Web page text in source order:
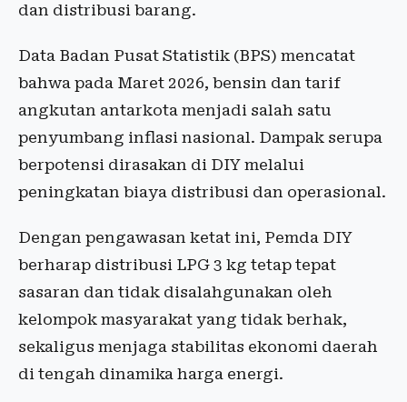
dan distribusi barang.
Data Badan Pusat Statistik (BPS) mencatat
bahwa pada Maret 2026, bensin dan tarif
angkutan antarkota menjadi salah satu
penyumbang inflasi nasional. Dampak serupa
berpotensi dirasakan di DIY melalui
peningkatan biaya distribusi dan operasional.
Dengan pengawasan ketat ini, Pemda DIY
berharap distribusi LPG 3 kg tetap tepat
sasaran dan tidak disalahgunakan oleh
kelompok masyarakat yang tidak berhak,
sekaligus menjaga stabilitas ekonomi daerah
di tengah dinamika harga energi.